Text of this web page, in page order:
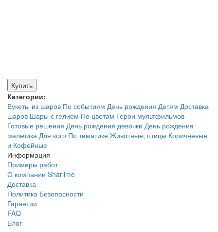
Купить
Категории:
Букеты из шаров По событиям День рождения Детям Доставка
шаров Шары с гелием По цветам Герои мультфильмов
Готовые решения День рождения девочки День рождения
мальчика Для кого По тематике Животные, птицы Коричневые
и Кофейные
Информация
Примеры работ
О компании Sharlime
Доставка
Политика Безопасности
Гарантии
FAQ
Блог